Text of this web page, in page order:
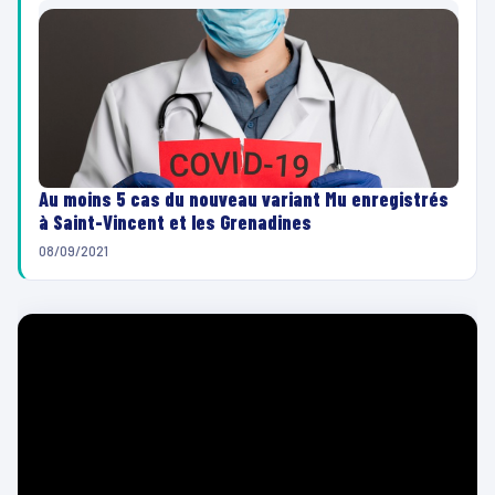
Au moins 5 cas du nouveau variant Mu enregistrés
à Saint-Vincent et les Grenadines
08/09/2021